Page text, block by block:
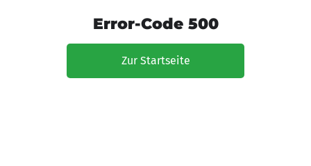
Error-Code 500
Zur Startseite